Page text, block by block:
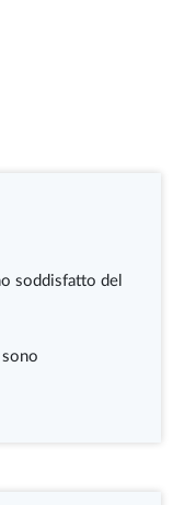
soddisfatto del